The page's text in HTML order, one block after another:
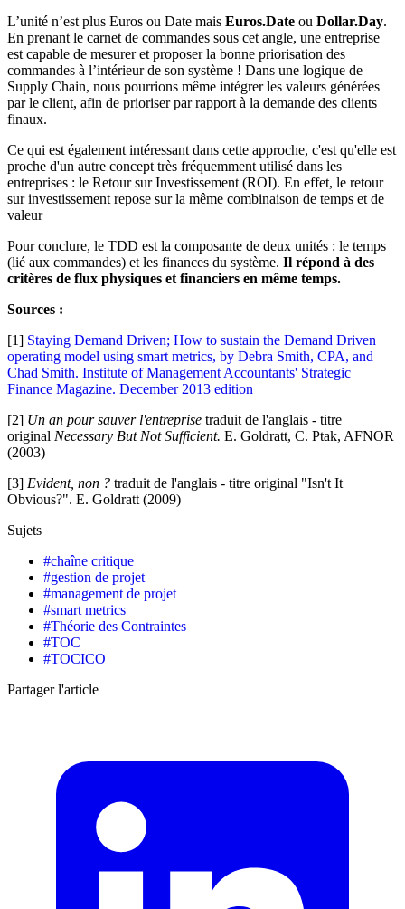
L’unité n’est plus Euros ou Date mais Euros.Date ou Dollar.Day.
En prenant le carnet de commandes sous cet angle, une entreprise
est capable de mesurer et proposer la bonne priorisation des
commandes à l’intérieur de son système ! Dans une logique de
Supply Chain, nous pourrions même intégrer les valeurs générées
par le client, afin de prioriser par rapport à la demande des clients
finaux.
Ce qui est également intéressant dans cette approche, c'est qu'elle est
proche d'un autre concept très fréquemment utilisé dans les
entreprises : le Retour sur Investissement (ROI). En effet, le retour
sur investissement repose sur la même combinaison de temps et de
valeur
Pour conclure, le TDD est la composante de deux unités : le temps
(lié aux commandes) et les finances du système. Il répond à des
critères de flux physiques et financiers en même temps.
Sources :
[1] Staying Demand Driven; How to sustain the Demand Driven
operating model using smart metrics, by Debra Smith, CPA, and
Chad Smith. Institute of Management Accountants' Strategic
Finance Magazine. December 2013 edition
[2] Un an pour sauver l'entreprise traduit de l'anglais - titre
original Necessary But Not Sufficient. E. Goldratt, C. Ptak, AFNOR
(2003)
[3] Evident, non ? traduit de l'anglais - titre original "Isn't It
Obvious?". E. Goldratt (2009)
Sujets
#chaîne critique
#gestion de projet
#management de projet
#smart metrics
#Théorie des Contraintes
#TOC
#TOCICO
Partager l'article